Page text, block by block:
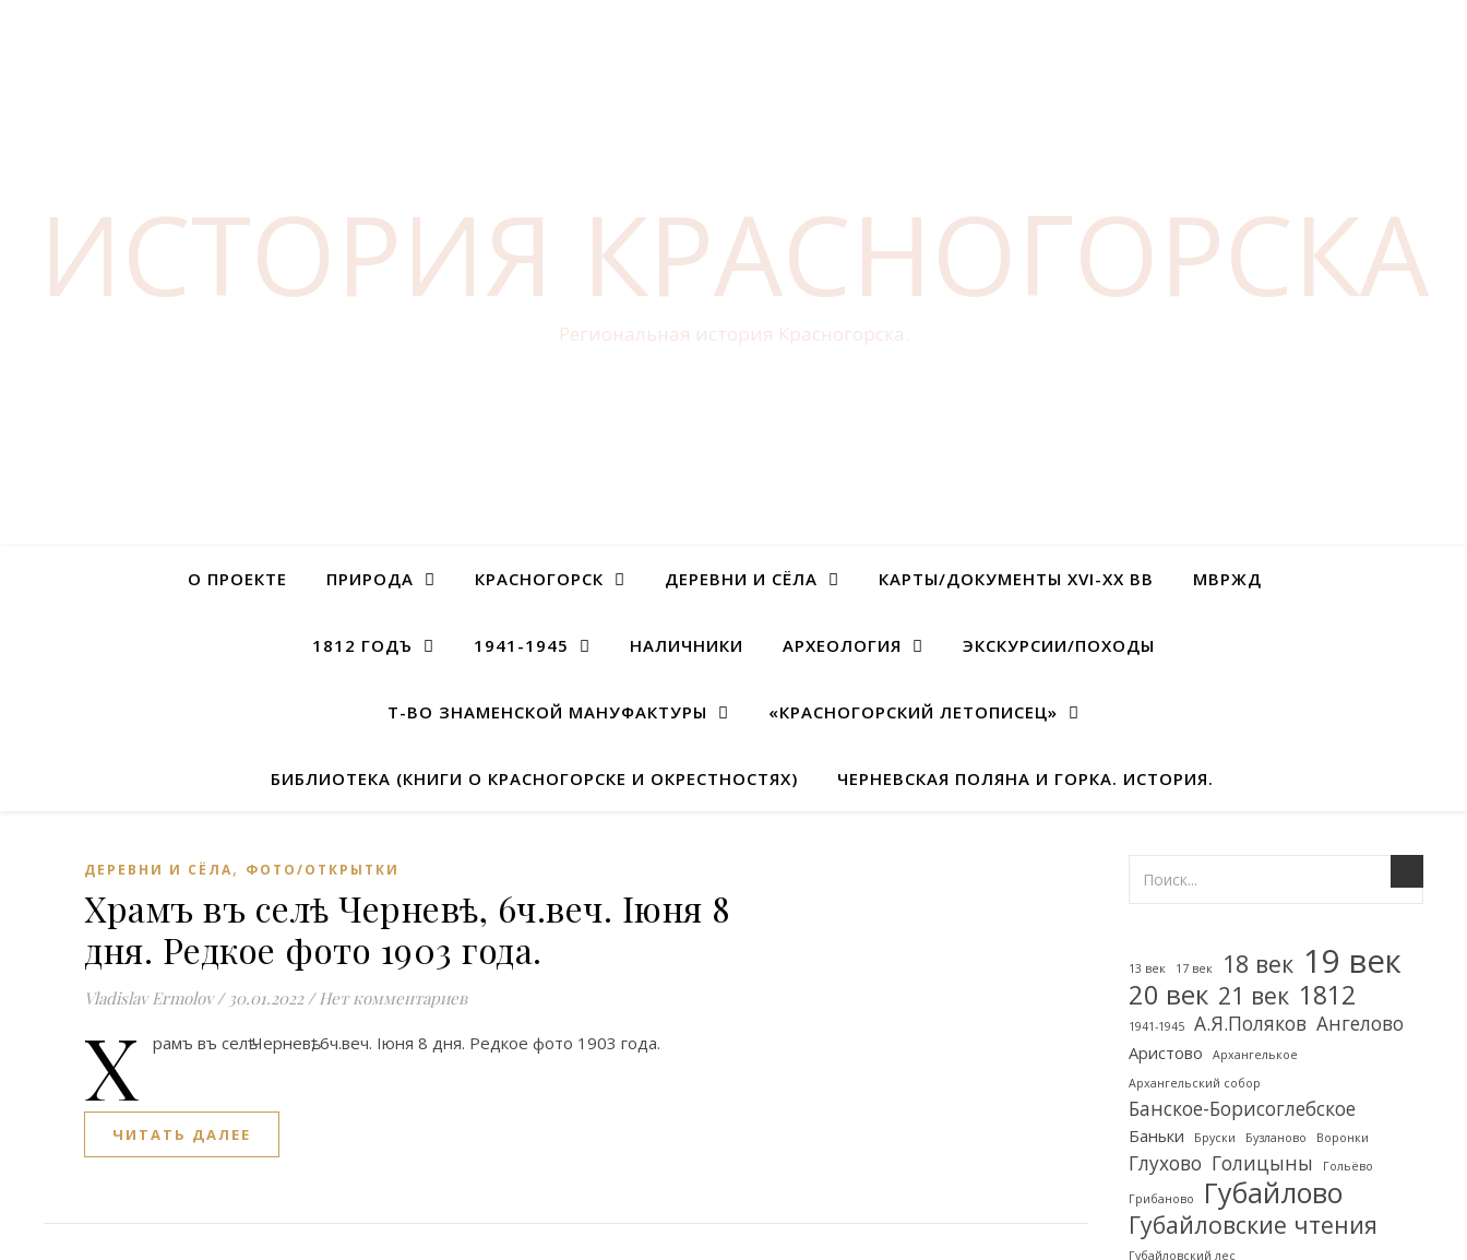
ИСТОРИЯ КРАСНОГОРСКА
Региональная история Красногорска.
О ПРОЕКТЕ ПРИРОДА КРАСНОГОРСК ДЕРЕВНИ И СЁЛА КАРТЫ/ДОКУМЕНТЫ XVI-XX ВВ МВРЖД
1812 ГОДЪ 1941-1945 НАЛИЧНИКИ АРХЕОЛОГИЯ ЭКСКУРСИИ/ПОХОДЫ
Т-ВО ЗНАМЕНСКОЙ МАНУФАКТУРЫ «КРАСНОГОРСКИЙ ЛЕТОПИСЕЦ»
БИБЛИОТЕКА (КНИГИ О КРАСНОГОРСКЕ И ОКРЕСТНОСТЯХ) ЧЕРНЕВСКАЯ ПОЛЯНА И ГОРКА. ИСТОРИЯ.
ДЕРЕВНИ И СЁЛА, ФОТО/ОТКРЫТКИ
Храмъ въ селѣ Черневѣ, 6ч.веч. Iюня 8
дня. Редкое фото 1903 года.
Vladislav Ermolov / 30.01.2022 / Нет комментариев
Х рамъ въ селѣ Черневѣ, 6ч.веч. Iюня 8 дня. Редкое фото 1903 года.
ЧИТАТЬ ДАЛЕЕ
13 век 17 век 18 век 19 век
20 век 21 век 1812
1941-1945 А.Я.Поляков Ангелово
Аристово
Архангелькое
Архангельский собор
Банское-Борисоглебское
Баньки Бруски Бузланово Воронки
Глухово Голицыны Гольёво
Грибаново Губайлово
Губайловские чтения
Губайловский лес